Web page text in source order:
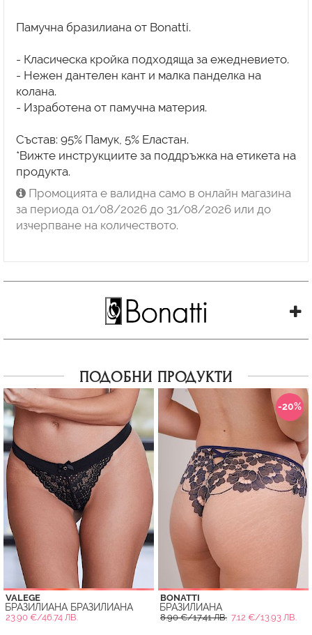
Памучна бразилиана от Bonatti.
- Класическа кройка подходяща за ежедневието.
- Нежен дантелен кант и малка панделка на
колана.
- Изработена от памучна материя.
Състав: 95% Памук, 5% Еластан.
*Вижте инструкциите за поддръжка на етикета на
Промоцията е валидна само в онлайн магазина
за периода 01/08/2026 до 31/08/2026 или до
изчерпване на количеството.
ПОДОБНИ ПРОДУКТИ
VALEGE
БРАЗИЛИАНА БРАЗИЛИАНА
23.90 €/46.74 ЛВ.
-20%
BONATTI
БРАЗИЛИАНА
8.90 €/17.41 ЛВ. 7.12 €/13.93 ЛВ.